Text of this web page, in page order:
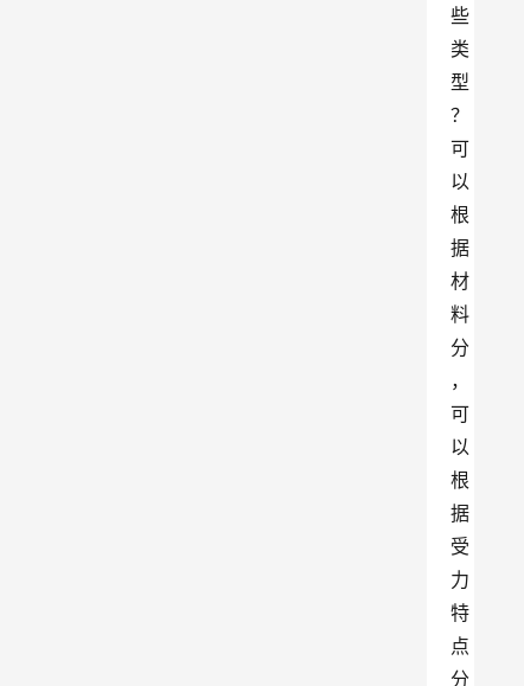
些
类
型
？
可
以
根
据
材
料
分
，
可
以
根
据
受
力
特
点
分